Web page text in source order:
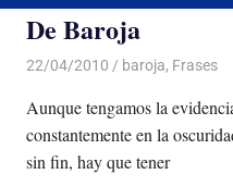
De Baroja
22/04/2010 Luis Castellanos
baroja, Frases
Aunque tengamos la
constantemente en la
sin fin, hay que tener